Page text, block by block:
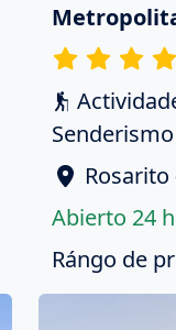
Senderismo
Abierto 24
Rángo de